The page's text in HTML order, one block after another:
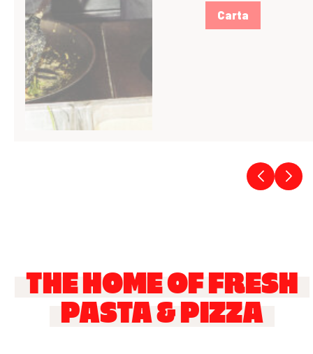
Carta
THE HOME OF FRESH
PASTA & PIZZA